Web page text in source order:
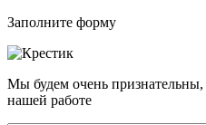
Заполните форму
Мы будем очень
нашей работе